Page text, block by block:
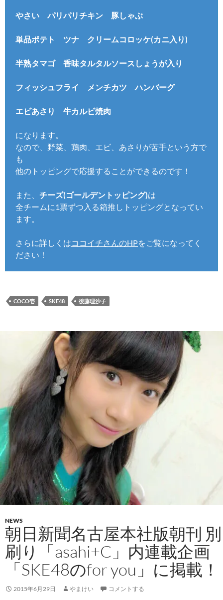
やさい パリパリチキン 豚しゃぶ
単品ポテト ツナ クリームコロッケ(カニ入り)
半熟タマゴ 香味タルタルソースしょうが入り
フィッシュフライ メンチカツ ハンバーグ
エビあさり 牛カルビ焼肉
になります。
なので、野菜、鶏肉、エビ、あさりが苦手という方で
も
他のトッピングで応援することができるのです！
また、 チーズ(ゴールデントッピング)は
全チームに1票ずつ入る箱推しトッピングとなってい
ます。
さらに詳しくはココイチさんのHPをご覧になってく
ださい！
COCO壱 SKE48 後藤理沙子
NEWS
朝日新聞名古屋本社版朝刊 別
刷り「asahi+C」内連載企画
「SKE48のfor you」に掲載！
2015年6月29日 やまけい コメントする